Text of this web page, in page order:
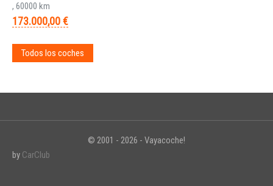
, 60000 km
173.000,00 €
Todos los coches
© 2001 - 2026 - Vayacoche!
by CarClub